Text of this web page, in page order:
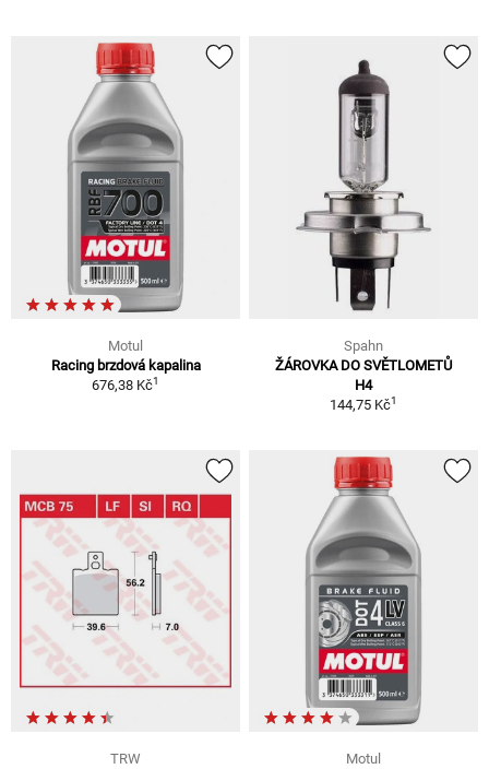
Motul
Racing brzdová kapalina
676,38 Kč1
Spahn
ŽÁROVKA DO SVĚTLOMETŮ
H4
144,75 Kč1
TRW
Motul